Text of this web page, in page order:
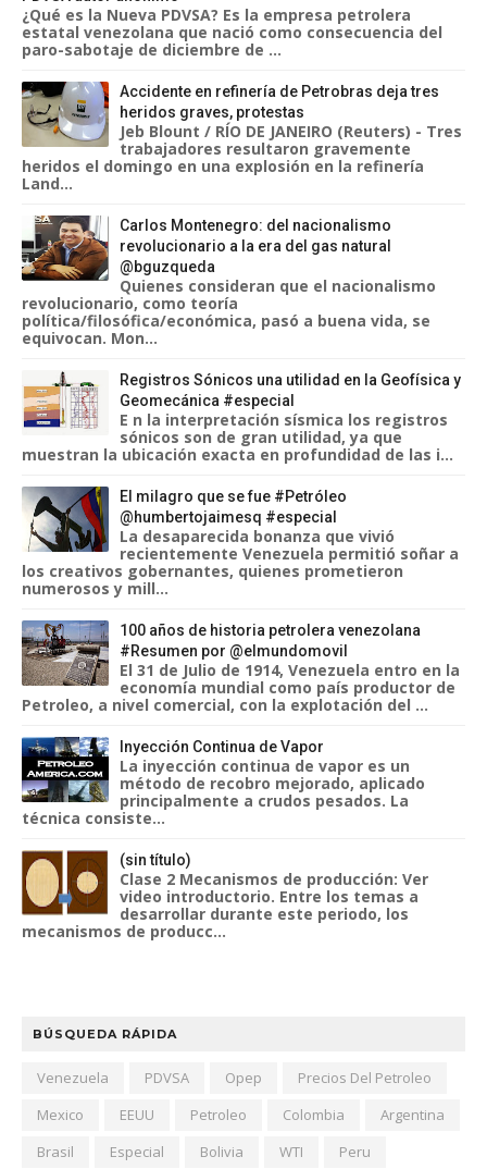
¿Qué es la Nueva PDVSA? Es la empresa petrolera
estatal venezolana que nació como consecuencia del
paro-sabotaje de diciembre de ...
Accidente en refinería de Petrobras deja tres
heridos graves, protestas
Jeb Blount / RÍO DE JANEIRO (Reuters) - Tres
trabajadores resultaron gravemente
heridos el domingo en una explosión en la refinería
Land...
Carlos Montenegro: del nacionalismo
revolucionario a la era del gas natural
@bguzqueda
Quienes consideran que el nacionalismo
revolucionario, como teoría
política/filosófica/económica, pasó a buena vida, se
equivocan. Mon...
Registros Sónicos una utilidad en la Geofísica y
Geomecánica #especial
E n la interpretación sísmica los registros
sónicos son de gran utilidad, ya que
muestran la ubicación exacta en profundidad de las i...
El milagro que se fue #Petróleo
@humbertojaimesq #especial
La desaparecida bonanza que vivió
recientemente Venezuela permitió soñar a
los creativos gobernantes, quienes prometieron
numerosos y mill...
100 años de historia petrolera venezolana
#Resumen por @elmundomovil
El 31 de Julio de 1914, Venezuela entro en la
economía mundial como país productor de
Petroleo, a nivel comercial, con la explotación del ...
Inyección Continua de Vapor
La inyección continua de vapor es un
método de recobro mejorado, aplicado
principalmente a crudos pesados. La
técnica consiste...
(sin título)
Clase 2 Mecanismos de producción: Ver
video introductorio. Entre los temas a
desarrollar durante este periodo, los
mecanismos de producc...
BÚSQUEDA RÁPIDA
Venezuela PDVSA Opep
Precios Del Petroleo
Mexico
EEUU Petroleo Colombia
Argentina
Brasil
Especial Bolivia WTI
Peru